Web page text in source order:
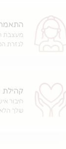
מעצבת
לגזרת
קהילת
חיבור
שלך